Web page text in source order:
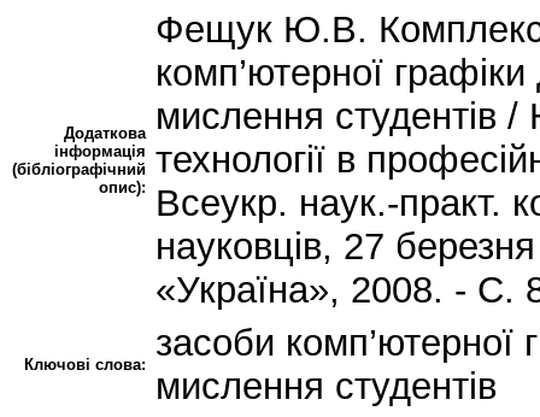
Додаткова
інформація
(бібліографічний
опис):
Фещук Ю.В.
комп’ютерної
мислення студентів
технології в
Всеукр. наук.-практ.
науковців, 27
«Україна», 2008. - С.
Ключові слова:
засоби комп’ютерної
мислення студентів